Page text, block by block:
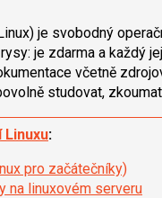
je svobodný
je zdarma a každý
včetně
studovat,
Linuxu:
pro začátečníky)
na linuxovém serveru